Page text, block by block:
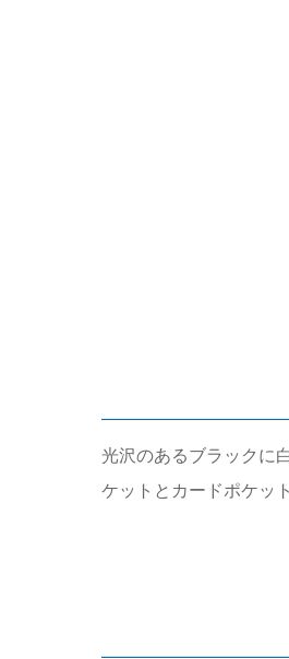
光沢のあるブラックに
ケットとカードポケッ